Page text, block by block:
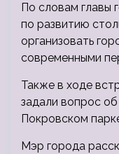
По словам главы
по развитию
организовать
современными
Также в ходе
задали вопрос
Покровском
Мэр города